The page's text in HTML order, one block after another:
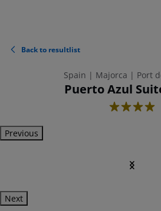
Back to resultlist
Spain | Majorca | Port
Puerto Azul
4
Previous
Next